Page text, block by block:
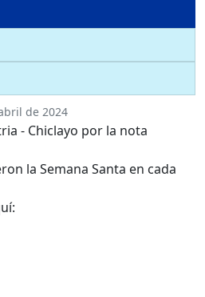
de 2024
- Chiclayo por la nota
la Semana Santa en cada